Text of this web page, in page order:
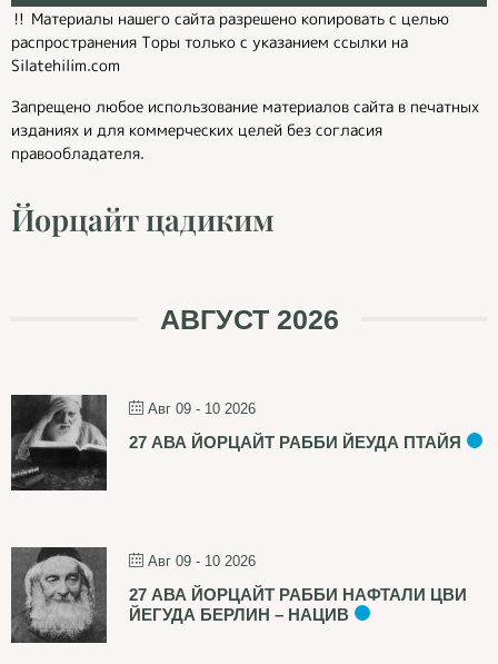
‼️ Материалы нашего сайта разрешено копировать с целью
распространения Торы только с указанием ссылки на
Silatehilim.com
Запрещено любое использование материалов сайта в печатных
изданиях и для коммерческих целей без согласия
правообладателя.
Йорцайт цадиким
АВГУСТ 2026
Авг 09 - 10 2026
27 АВА ЙОРЦАЙТ РАББИ ЙЕУДА ПТАЙЯ
Авг 09 - 10 2026
27 АВА ЙОРЦАЙТ РАББИ НАФТАЛИ ЦВИ
ЙЕГУДА БЕРЛИН – НАЦИВ